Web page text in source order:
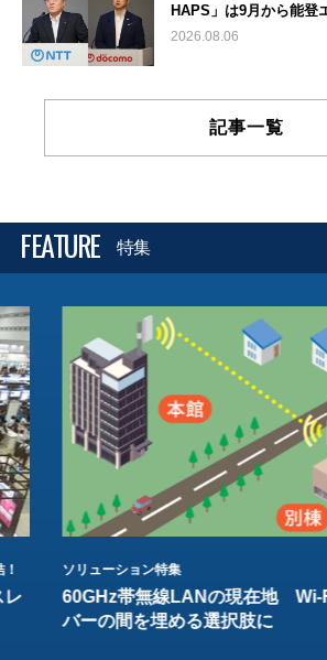
HAPS」は9月から能登
2026.08.06
記事一覧
FEATURE 特集
レ
ソリューション特集
60GHz帯無線LANの現在地 Wi-
バーの間を埋める選択肢に